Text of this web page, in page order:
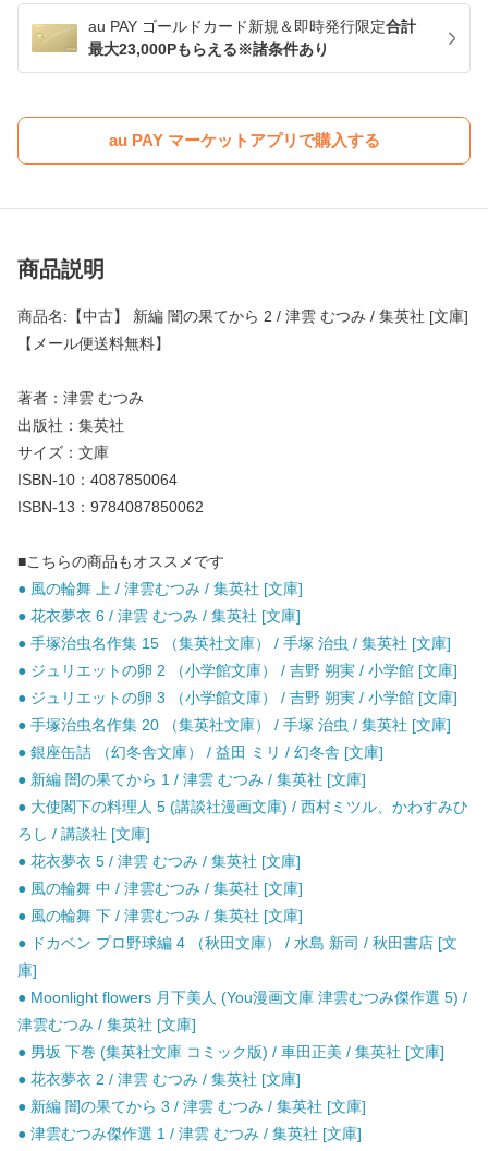
au PAY ゴールドカード新規＆即時発行限定合計
最大23,000Pもらえる※諸条件あり
au PAY マーケットアプリで購入する
商品説明
商品名:【中古】 新編 闇の果てから 2 / 津雲 むつみ / 集英社 [文庫]
【メール便送料無料】
著者：津雲 むつみ
出版社：集英社
サイズ：文庫
ISBN-10：4087850064
ISBN-13：9784087850062
■こちらの商品もオススメです
● 風の輪舞 上 / 津雲むつみ / 集英社 [文庫]
● 花衣夢衣 6 / 津雲 むつみ / 集英社 [文庫]
● 手塚治虫名作集 15 （集英社文庫） / 手塚 治虫 / 集英社 [文庫]
● ジュリエットの卵 2 （小学館文庫） / 吉野 朔実 / 小学館 [文庫]
● ジュリエットの卵 3 （小学館文庫） / 吉野 朔実 / 小学館 [文庫]
● 手塚治虫名作集 20 （集英社文庫） / 手塚 治虫 / 集英社 [文庫]
● 銀座缶詰 （幻冬舎文庫） / 益田 ミリ / 幻冬舎 [文庫]
● 新編 闇の果てから 1 / 津雲 むつみ / 集英社 [文庫]
● 大使閣下の料理人 5 (講談社漫画文庫) / 西村ミツル、かわすみひ
ろし / 講談社 [文庫]
● 花衣夢衣 5 / 津雲 むつみ / 集英社 [文庫]
● 風の輪舞 中 / 津雲むつみ / 集英社 [文庫]
● 風の輪舞 下 / 津雲むつみ / 集英社 [文庫]
● ドカベン プロ野球編 4 （秋田文庫） / 水島 新司 / 秋田書店 [文
庫]
● Moonlight flowers 月下美人 (You漫画文庫 津雲むつみ傑作選 5) /
津雲むつみ / 集英社 [文庫]
● 男坂 下巻 (集英社文庫 コミック版) / 車田正美 / 集英社 [文庫]
● 花衣夢衣 2 / 津雲 むつみ / 集英社 [文庫]
● 新編 闇の果てから 3 / 津雲 むつみ / 集英社 [文庫]
● 津雲むつみ傑作選 1 / 津雲 むつみ / 集英社 [文庫]